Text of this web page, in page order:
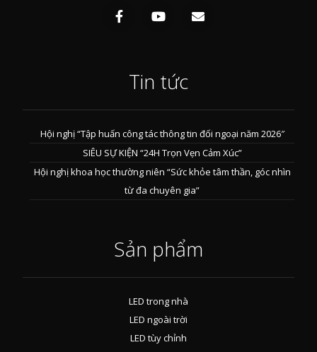
Tin tức
Hội nghị “Tập huấn công tác thông tin đối ngoại năm 2026″
SIÊU SỰ KIỆN “24H Trọn Vẹn Cảm Xúc”
Hội nghị khoa học thường niên “Sức khỏe tâm thần, góc nhìn
từ đa chuyên gia”
Sản phẩm
LED trong nhà
LED ngoài trời
LED tùy chỉnh